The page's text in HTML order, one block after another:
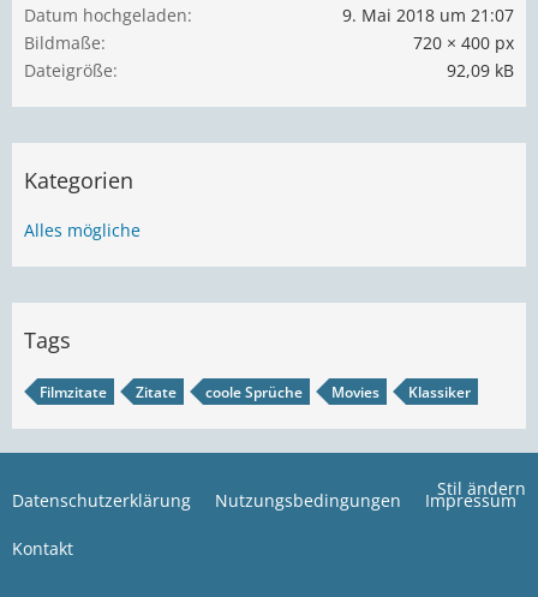
Datum hochgeladen
9. Mai 2018 um 21:07
Bildmaße
720 × 400 px
Dateigröße
92,09 kB
Kategorien
Alles mögliche
Tags
Filmzitate Zitate coole Sprüche Movies Klassiker
Stil ändern
Datenschutzerklärung Nutzungsbedingungen Impressum
Kontakt